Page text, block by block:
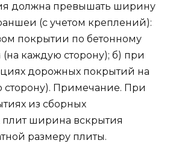
должна превышать ширину
(с учетом креплений):
покрытии по бетонному
каждую сторону); б) при
дорожных покрытий на
сторону). Примечание. При
из сборных
плит ширина вскрытия
размеру плиты.